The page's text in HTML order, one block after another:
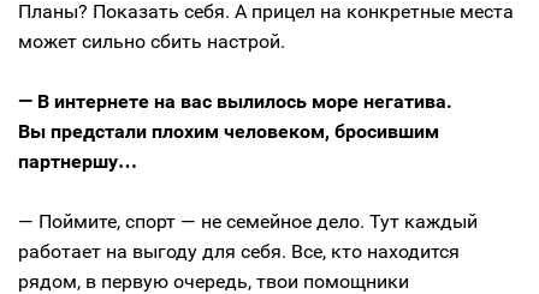
Планы? Показать себя. А прицел на конкретные места
может сильно сбить настрой.
— В интернете на вас вылилось море негатива.
Вы предстали плохим человеком, бросившим
партнершу…
— Поймите, спорт — не семейное дело. Тут каждый
работает на выгоду для себя. Все, кто находится
рядом, в первую очередь, твои помощники